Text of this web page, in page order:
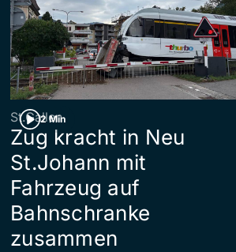
2 Min
St.Gallen
Zug kracht in Neu
St.Johann mit
Fahrzeug auf
Bahnschranke
zusammen